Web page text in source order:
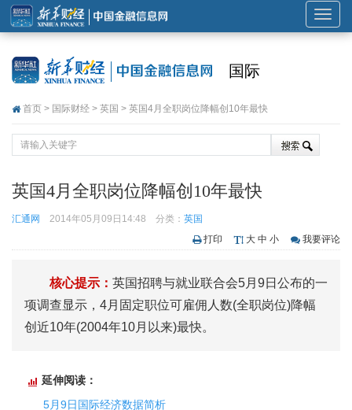
展
开
国际
首页 > 国际财经 > 英国 > 英国4月全职岗位降幅创10年最快
英国4月全职岗位降幅创10年最快
汇通网 2014年05月09日14:48 分类： 英国
打印
大 中 小 我要评论
核心提示： 英国招聘与就业联合会5月9日公布的一
项调查显示，4月固定职位可雇佣人数(全职岗位)降幅
创近10年(2004年10月以来)最快。
延伸阅读：
5月9日国际经济数据简析